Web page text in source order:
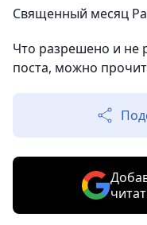
Священный месяц
Что разрешено и не
поста, можно